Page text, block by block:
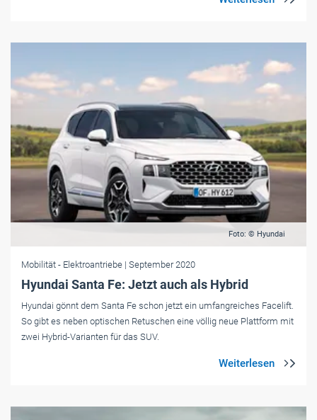
Foto: © Hyundai
Mobilität - Elektroantriebe | September 2020
Hyundai Santa Fe: Jetzt auch als Hybrid
Hyundai gönnt dem Santa Fe schon jetzt ein umfangreiches Facelift.
So gibt es neben optischen Retuschen eine völlig neue Plattform mit
zwei Hybrid-Varianten für das SUV.